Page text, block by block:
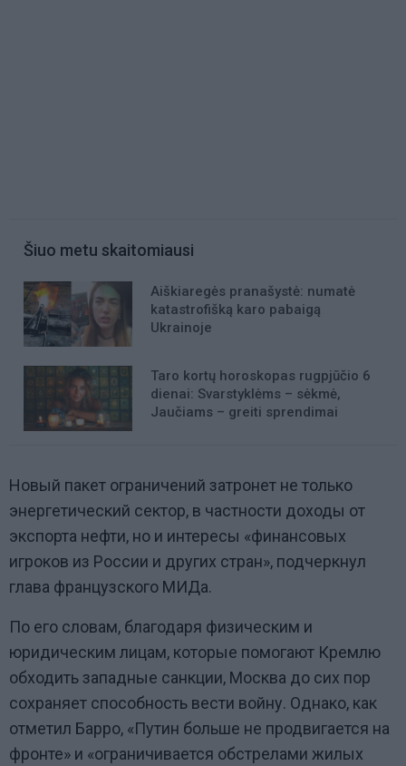
Šiuo metu skaitomiausi
Aiškiaregės pranašystė: numatė
katastrofišką karo pabaigą
Ukrainoje
Taro kortų horoskopas rugpjūčio 6
dienai: Svarstyklėms – sėkmė,
Jaučiams – greiti sprendimai
Новый пакет ограничений затронет не только
энергетический сектор, в частности доходы от
экспорта нефти, но и интересы «финансовых
игроков из России и других стран», подчеркнул
глава французского МИДа.
По его словам, благодаря физическим и
юридическим лицам, которые помогают Кремлю
обходить западные санкции, Москва до сих пор
сохраняет способность вести войну. Однако, как
отметил Барро, «Путин больше не продвигается на
фронте» и «ограничивается обстрелами жилых